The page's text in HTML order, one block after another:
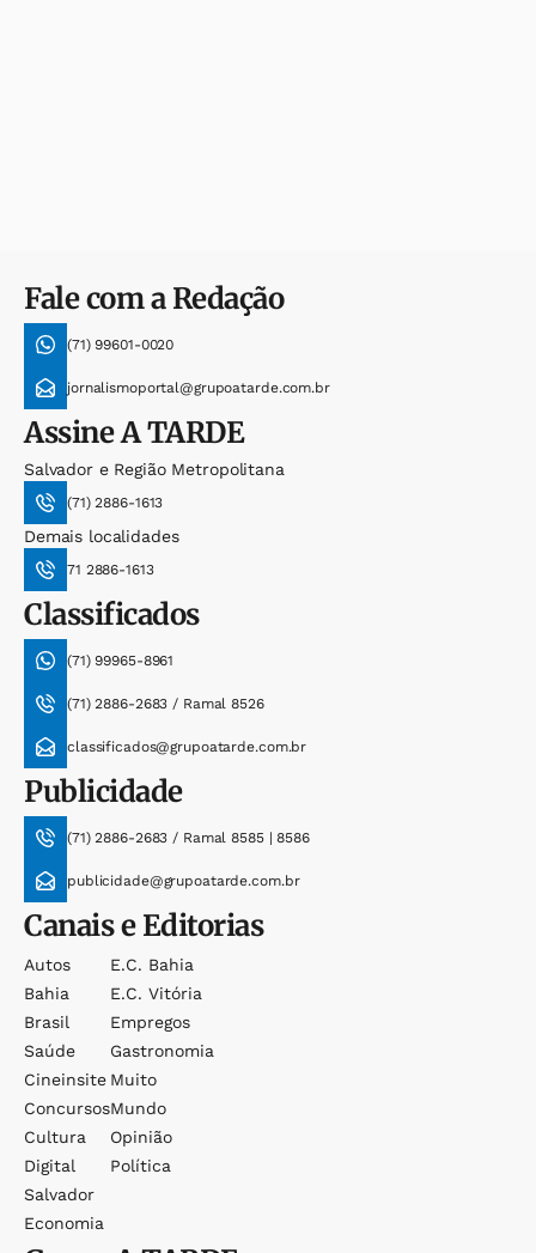
Fale com a Redação
(71) 99601-0020
jornalismoportal@grupoatarde.com.br
AssineA TARDE
Salvador e Região Metropolitana
(71) 2886-1613
Demais localidades
71 2886-1613
Classificados
(71) 99965-8961
(71) 2886-2683 / Ramal 8526
classificados@grupoatarde.com.br
Publicidade
(71) 2886-2683 / Ramal 8585 | 8586
publicidade@grupoatarde.com.br
Canais e Editorias
Autos
Bahia
Brasil
Saúde
Cineinsite
Concursos
Cultura
Digital
Salvador
Economia
E.c. Bahia
E.c. Vitória
Empregos
Gastronomia
Muito
Mundo
Opinião
Política